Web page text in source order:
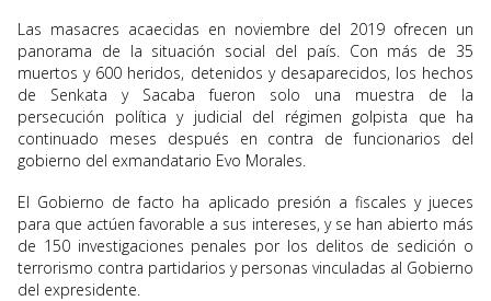
Las masacres acaecidas en noviembre del 2019 ofrecen un
panorama de la situación social del país. Con más de 35
muertos y 600 heridos, detenidos y desaparecidos, los hechos
de Senkata y Sacaba fueron solo una muestra de la
persecución política y judicial del régimen golpista que ha
continuado meses después en contra de funcionarios del
gobierno del exmandatario Evo Morales.
El Gobierno de facto ha aplicado presión a fiscales y jueces
para que actúen favorable a sus intereses, y se han abierto más
de 150 investigaciones penales por los delitos de sedición o
terrorismo contra partidarios y personas vinculadas al Gobierno
del expresidente.